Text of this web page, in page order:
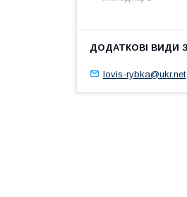
lovis-rybka@ukr.net